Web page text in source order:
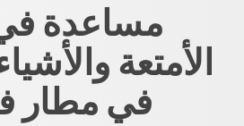
مساعدة
الأمتعة
في مطار